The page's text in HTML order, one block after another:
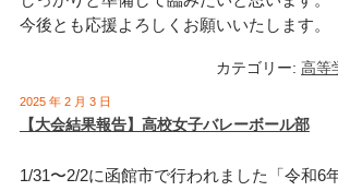
今後とも応援よろしくお願いいたします。
カテゴリー:高等
2025 年 2 月 3 日
【大会結果報告】高校女子バレーボール部
1/31〜2/2に函館市で行われました「令和6